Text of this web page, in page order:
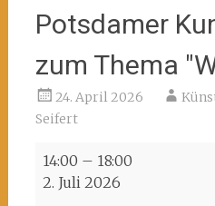
Potsdamer
zum Thema
24. April 2026
Seifert
Ausstellung
des
Potsdamer
14:00 – 18:00
2. Juli 2026